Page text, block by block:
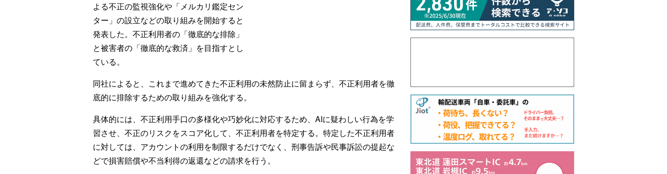
よる不正の監視強化や「メルカリ鑑定セン
ター」の設立などの取り組みを開始すると
発表した。不正利用者の「徹底的な排除」
と被害者の「徹底的な救済」を目指すとし
ている。
同社によると、これまで進めてきた不正利用の未然防止に留まらず、不正利用者を徹
底的に排除するための取り組みを強化する。
具体的には、不正利用手口の多様化や巧妙化に対応するため、AIに疑わしい行為を学
習させ、不正のリスクをスコア化して、不正利用者を特定する。特定した不正利用者
に対しては、アカウントの利用を制限するだけでなく、刑事告訴や民事訴訟の提起な
どで損害賠償や不当利得の返還などの請求を行う。